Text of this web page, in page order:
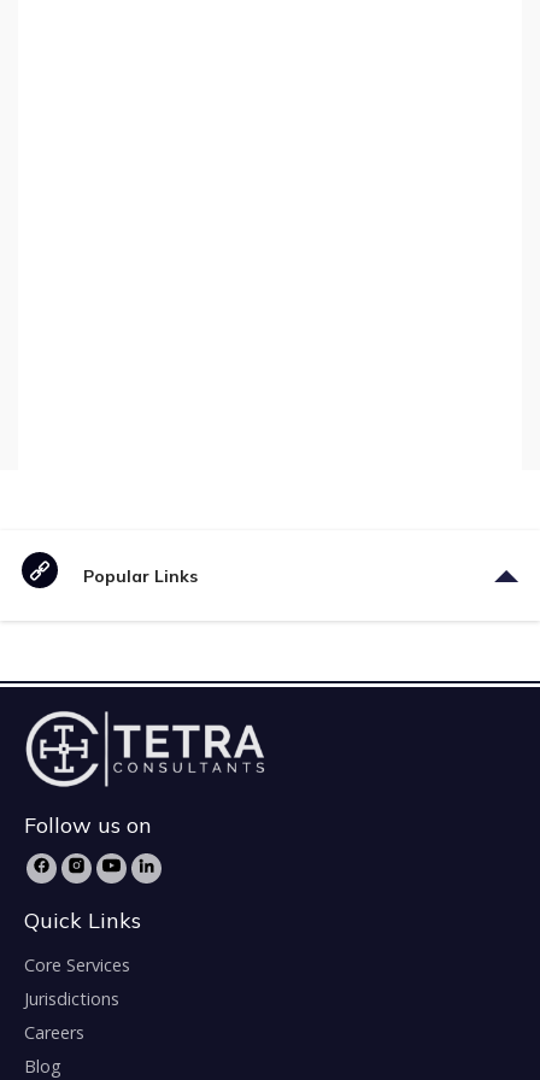
Popular Links
Follow us on
Quick Links
Core Services
Jurisdictions
Careers
Blog